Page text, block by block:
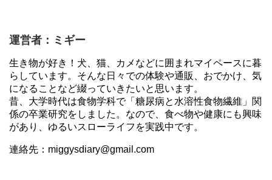
運営者：ミギー
生き物が好き！犬、猫、カメなどに囲まれマイペースに暮
らしています。そんな日々での体験や通販、おでかけ、気
になることなど綴っていきたいと思います。
昔、大学時代は食物学科で「糖尿病と水溶性食物繊維」関
係の卒業研究をしました。なので、食べ物や健康にも興味
があり、ゆるいスローライフを実践中です。
連絡先：miggysdiary@gmail.com